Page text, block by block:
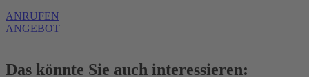
ANRUFEN
ANGEBOT
Das könnte Sie auch interessieren: